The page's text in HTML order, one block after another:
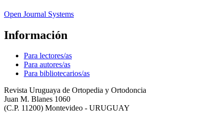
Open Journal Systems
Información
Para lectores/as
Para autores/as
Para bibliotecarios/as
Revista Uruguaya de Ortopedia y Ortodoncia
Juan M. Blanes 1060
(C.P. 11200) Montevideo - URUGUAY